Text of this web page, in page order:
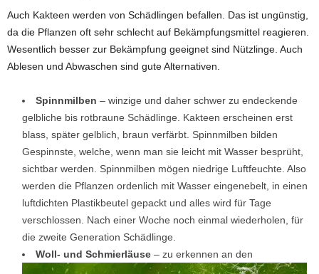
Auch Kakteen werden von Schädlingen befallen. Das ist ungünstig,
da die Pflanzen oft sehr schlecht auf Bekämpfungsmittel reagieren.
Wesentlich besser zur Bekämpfung geeignet sind Nützlinge. Auch
Ablesen und Abwaschen sind gute Alternativen.
Spinnmilben – winzige und daher schwer zu endeckende
gelbliche bis rotbraune Schädlinge. Kakteen erscheinen erst
blass, später gelblich, braun verfärbt. Spinnmilben bilden
Gespinnste, welche, wenn man sie leicht mit Wasser besprüht,
sichtbar werden. Spinnmilben mögen niedrige Luftfeuchte. Also
werden die Pflanzen ordenlich mit Wasser eingenebelt, in einen
luftdichten Plastikbeutel gepackt und alles wird für Tage
verschlossen. Nach einer Woche noch einmal wiederholen, für
die zweite Generation Schädlinge.
Woll- und Schmierläuse – zu erkennen an den